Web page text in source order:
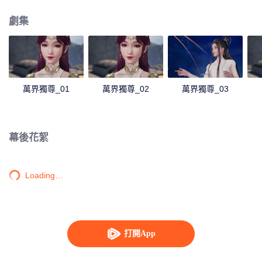
打開App
南的陪伴、以及從葬神之地中得到的新力量的幫助，林楓才能重拾信心，不至
於一蹶不振，後來成功吸收了葬神之地中的神魔天尊強者們的力量，林楓的劍
武魂因此以修復，且逐漸提升到了更高層次。 通過外出歷練，林楓跨越了一個
又一個的艱難險阻，一步一步地茁壯成長為受世人敬仰的強者，最終登上了武
道之巔。
劇集
萬界獨尊_01 萬界獨尊_02 萬界獨尊_03
幕後花絮
Loading…